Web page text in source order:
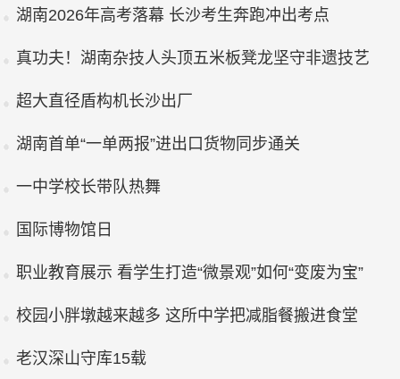
湖南2026年高考落幕 长沙考生奔跑冲出考点
真功夫！湖南杂技人头顶五米板凳龙坚守非遗技艺
超大直径盾构机长沙出厂
湖南首单“一单两报”进出口货物同步通关
一中学校长带队热舞
国际博物馆日
职业教育展示 看学生打造“微景观”如何“变废为宝”
校园小胖墩越来越多 这所中学把减脂餐搬进食堂
老汉深山守库15载